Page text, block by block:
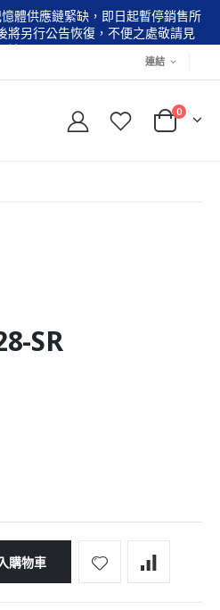
體供應鏈緊缺，即日起暫停銷售所
將另行公告恢復，不便之處敬請見
諒。
連結
0
SR
購物車